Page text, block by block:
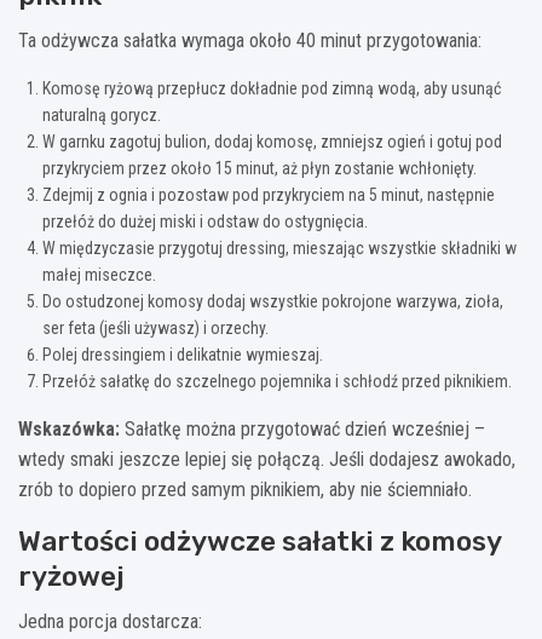
Ta odżywcza sałatka wymaga około 40 minut przygotowania:
Komosę ryżową przepłucz dokładnie pod zimną wodą, aby usunąć
naturalną gorycz.
W garnku zagotuj bulion, dodaj komosę, zmniejsz ogień i gotuj pod
przykryciem przez około 15 minut, aż płyn zostanie wchłonięty.
Zdejmij z ognia i pozostaw pod przykryciem na 5 minut, następnie
przełóż do dużej miski i odstaw do ostygnięcia.
W międzyczasie przygotuj dressing, mieszając wszystkie składniki w
małej miseczce.
Do ostudzonej komosy dodaj wszystkie pokrojone warzywa, zioła,
ser feta (jeśli używasz) i orzechy.
Polej dressingiem i delikatnie wymieszaj.
Przełóż sałatkę do szczelnego pojemnika i schłodź przed piknikiem.
Wskazówka: Sałatkę można przygotować dzień wcześniej –
wtedy smaki jeszcze lepiej się połączą. Jeśli dodajesz awokado,
zrób to dopiero przed samym piknikiem, aby nie ściemniało.
Wartości odżywcze sałatki z komosy
ryżowej
Jedna porcja dostarcza: